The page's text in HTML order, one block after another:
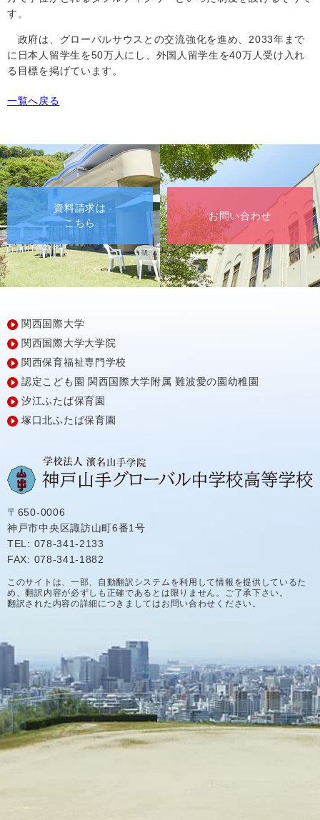
す。
政府は、グローバルサウスとの交流強化を進め、2033年まで
に日本人留学生を50万人にし、外国人留学生を40万人受け入れ
る目標を掲げています。
一覧へ戻る
資料請求は
こちら
お問い合わせ
関西国際大学
関西国際大学大学院
関西保育福祉専門学校
認定こども園 関西国際大学附属 難波愛の園幼稚園
汐江ふたば保育園
塚口北ふたば保育園
〒650-0006
神戸市中央区諏訪山町6番1号
TEL: 078-341-2133
FAX: 078-341-1882
このサイトは、一部、自動翻訳システムを利用して情報を提供しているた
め、翻訳内容が必ずしも正確であるとは限りません。ご了承下さい。
翻訳された内容の詳細につきましてはお問い合わせください。